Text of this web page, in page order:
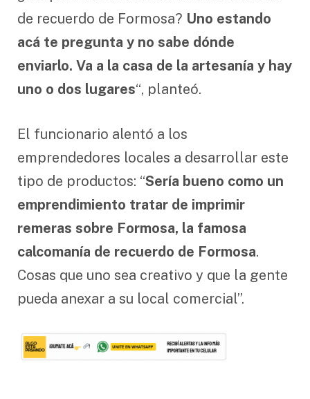
de recuerdo de Formosa? Uno estando
acá te pregunta y no sabe dónde
enviarlo. Va a la casa de la artesanía y hay
uno o dos lugares“, planteó.
El funcionario alentó a los
emprendedores locales a desarrollar este
tipo de productos: “Sería bueno como un
emprendimiento tratar de imprimir
remeras sobre Formosa, la famosa
calcomanía de recuerdo de Formosa.
Cosas que uno sea creativo y que la gente
pueda anexar a su local comercial”.